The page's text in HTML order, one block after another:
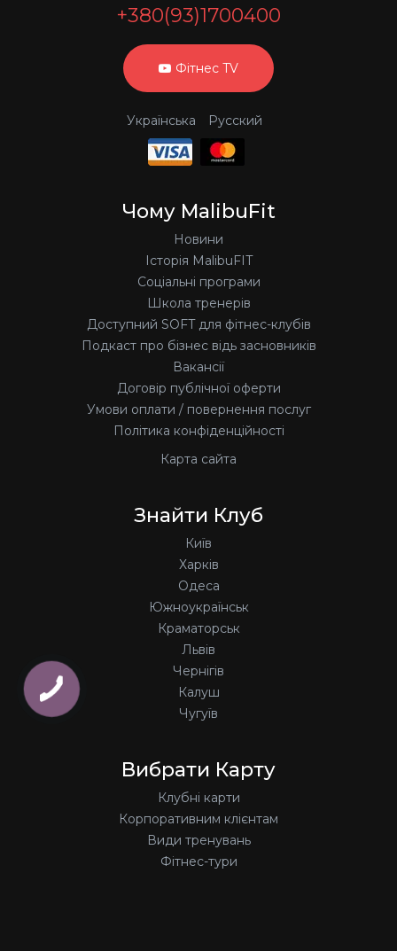
+380(93)1700400
Фітнес TV
Українська Русский
Чому MalibuFit
Новини
Історія MalibuFIT
Соціальні програми
Школа тренерів
Доступний SOFT для фітнес-клубів
Подкаст про бізнес відь засновників
Вакансії
Договір публічної оферти
Умови оплати / повернення послуг
Політика конфіденційності
Карта сайта
Знайти Клуб
Київ
Харків
Одеса
Южноукраїнськ
Краматорськ
Львів
Чернігів
Калуш
Чугуїв
Вибрати Карту
Клубні карти
Корпоративним клієнтам
Види тренувань
Фітнес-тури